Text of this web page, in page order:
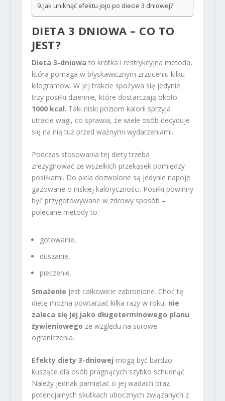
Jak uniknąć efektu jojo po diecie 3 dniowej?
DIETA 3 DNIOWA – CO TO
JEST?
Dieta 3-dniowa to krótka i restrykcyjna metoda,
która pomaga w błyskawicznym zrzuceniu kilku
kilogramów. W jej trakcie spożywa się jedynie
trzy posiłki dziennie, które dostarczają około
1000 kcal. Taki niski poziom kalorii sprzyja
utracie wagi, co sprawia, że wiele osób decyduje
się na nią tuż przed ważnymi wydarzeniami.
Podczas stosowania tej diety trzeba
zrezygnować ze wszelkich przekąsek pomiędzy
posiłkami. Do picia dozwolone są jedynie napoje
gazowane o niskiej kaloryczności. Posiłki powinny
być przygotowywane w zdrowy sposób –
polecane metody to:
gotowanie,
duszanie,
pieczenie.
Smażenie jest całkowicie zabronione. Choć tę
dietę można powtarzać kilka razy w roku, nie
zaleca się jej jako długoterminowego planu
żywieniowego ze względu na surowe
ograniczenia.
Efekty diety 3-dniowej mogą być bardzo
kuszące dla osób pragnących szybko schudnąć.
Należy jednak pamiętać o jej wadach oraz
potencjalnych skutkach ubocznych związanych z